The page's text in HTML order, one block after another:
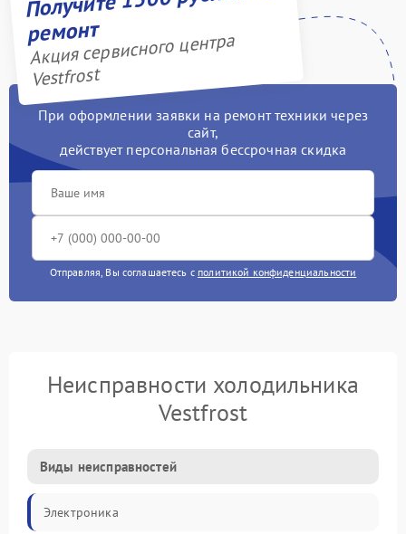
ремонт
Акция сервисного центра
Vestfrost
При оформлении заявки на ремонт техники через
сайт,
действует персональная бессрочная скидка
Отправляя, Вы соглашаетесь с политикой конфиденциальности
Неисправности холодильника
Vestfrost
Виды неисправностей
Электроника